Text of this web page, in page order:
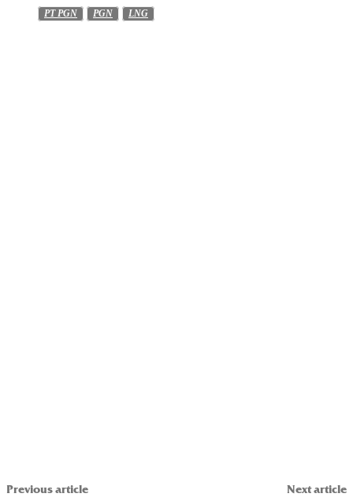
PT PGN PGN LNG
Previous article Next article